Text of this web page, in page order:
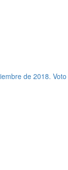
de 2018. Voto